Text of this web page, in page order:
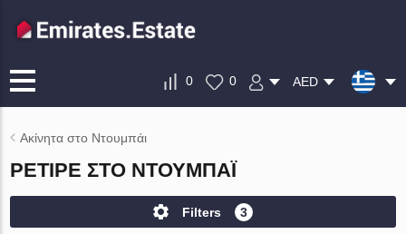
0 0 AED
Ακίνητα στο Ντουμπάι
ΡΕΤΙΡΈ ΣΤΟ ΝΤΟΥΜΠΆΙ
Filters 3